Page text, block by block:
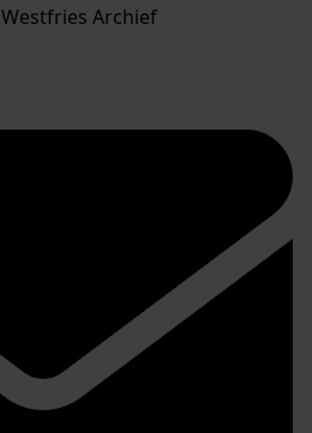
Archief